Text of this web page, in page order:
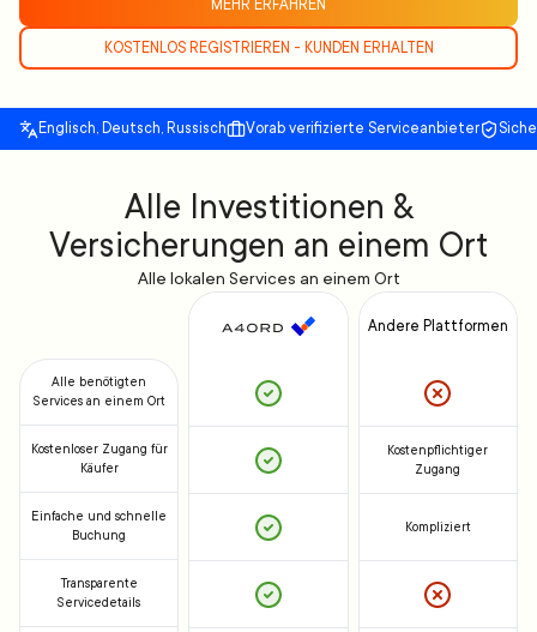
MEHR ERFAHREN
KOSTENLOS REGISTRIEREN - KUNDEN ERHALTEN
Englisch, Deutsch, Russisch Vorab verifizierte Serviceanbieter
Alle Investitionen &
Versicherungen an einem Ort
Alle lokalen Services an einem Ort
Alle benötigten
Services an einem Ort
Kostenloser Zugang für
Käufer
Einfache und schnelle
Buchung
Transparente
Servicedetails
Andere Plattformen
Kostenpflichtiger
Zugang
Kompliziert